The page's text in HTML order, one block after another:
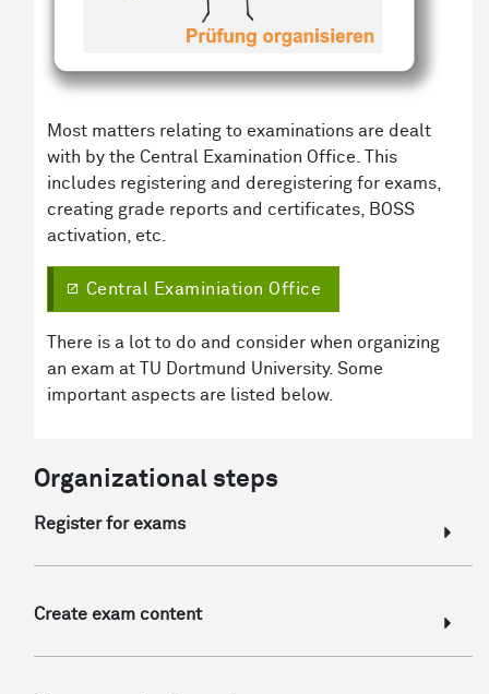
Most matters relating to examinations are dealt
with by the Central Examination Office. This
includes registering and deregistering for exams,
creating grade reports and certificates, BOSS
activation, etc.
Central Examiniation Office
There is a lot to do and consider when organizing
an exam at TU Dortmund University. Some
important aspects are listed below.
Organizational steps
Register for exams
Create exam content